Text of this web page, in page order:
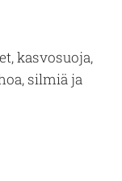
kasvosuoja,
silmiä ja